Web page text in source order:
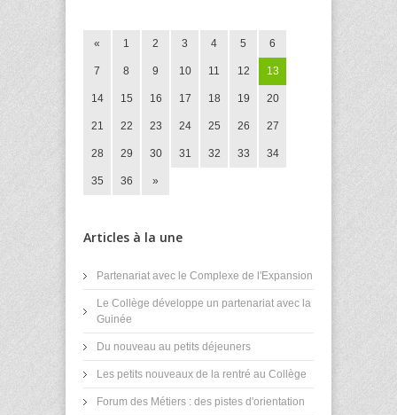
« 1 2 3 4 5 6
7 8 9 10 11 12 13
14 15 16 17 18 19 20
21 22 23 24 25 26 27
28 29 30 31 32 33 34
35 36 »
Articles à la une
Partenariat avec le Complexe de l'Expansion
Le Collège développe un partenariat avec la
Guinée
Du nouveau au petits déjeuners
Les petits nouveaux de la rentré au Collège
Forum des Métiers : des pistes d'orientation